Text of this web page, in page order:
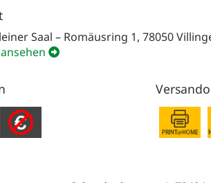
Saal – Romäusring 1, 78050
ansehen